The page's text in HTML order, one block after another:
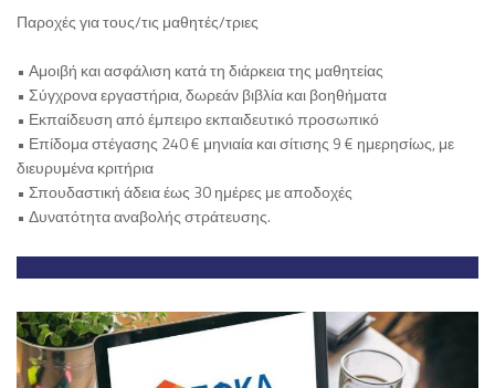
Παροχές για τους/τις μαθητές/τριες
• Αμοιβή και ασφάλιση κατά τη διάρκεια της μαθητείας
• Σύγχρονα εργαστήρια, δωρεάν βιβλία και βοηθήματα
• Εκπαίδευση από έμπειρο εκπαιδευτικό προσωπικό
• Επίδομα στέγασης 240 € μηνιαία και σίτισης 9 € ημερησίως, με
διευρυμένα κριτήρια
• Σπουδαστική άδεια έως 30 ημέρες με αποδοχές
• Δυνατότητα αναβολής στράτευσης.